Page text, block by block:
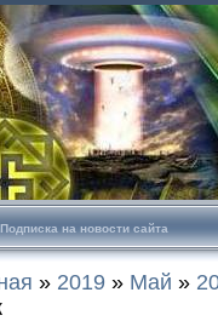
Подписка на новости сайта
» 2019 » Май »